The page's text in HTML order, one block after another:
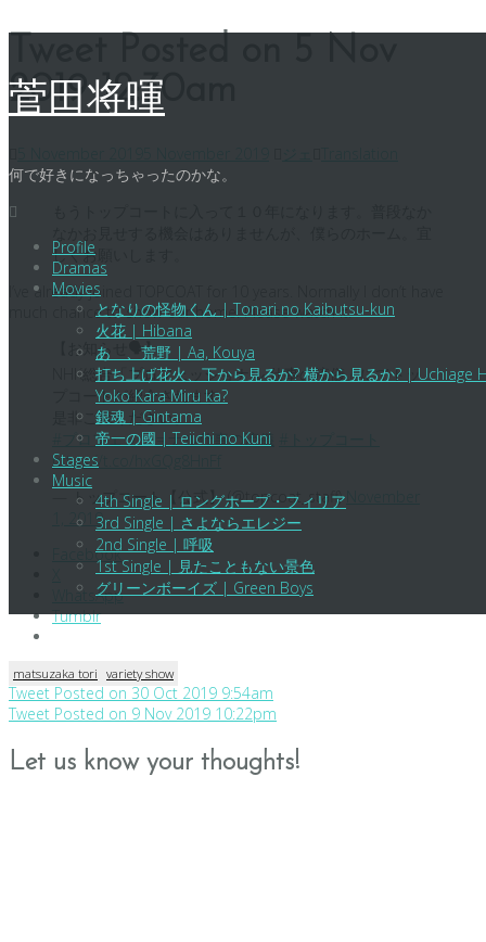
content
菅田将暉
何で好きになっちゃったのかな。
Profile
Dramas
Movies
となりの怪物くん | Tonari no Kaibutsu-kun
火花 | Hibana
あゝ、荒野 | Aa, Kouya
打ち上げ花火、下から見るか? 横から見るか? | Uchiage
Yoko Kara Miru ka?
銀魂 | Gintama
帝一の國 | Teiichi no Kuni
Stages
Music
4th Single | ロングホープ・フィリア
3rd Single | さよならエレジー
2nd Single | 呼吸
1st Single | 見たこともない景色
グリーンボーイズ | Green Boys
2019 12:30am
しくお願いします。
I’ve already joined TOPCOAT for 10 years. Normally I don’t have
much chance to show our home. Please watch it.
【お知らせ🗣】
NHK総合「プロフェッショナル 仕事の流儀」にてトッ
プコートが紹介されます。
是非ご覧ください。
#プロフェッショナル仕事の流儀
https://t.co/hxGQg8HnFf
— トップコート【公式】 (@topcoat_staff)
1, 2019
Facebook
WhatsApp
Tumblr
matsuzaka tori variety show
Post
navigation
Tweet Posted on 30 Oct 2019 9:54am
Tweet Posted on 9 Nov 2019 10:22pm
Let us know your thoughts!